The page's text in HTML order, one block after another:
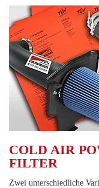
COLD AIR
FILTER
Zwei unterschiedliche